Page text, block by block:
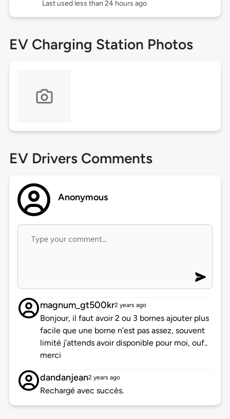
Last used less than 24 hours ago
EV Charging Station Photos
EV Drivers Comments
Anonymous
magnum_gt500kr2 years ago
Bonjour, il faut avoir 2 ou 3 bornes ajouter plus
facile que une borne n’est pas assez, souvent
limité j’attends avoir disponible pour moi, ouf..
merci
dandanjean2 years ago
Rechargé avec succès.